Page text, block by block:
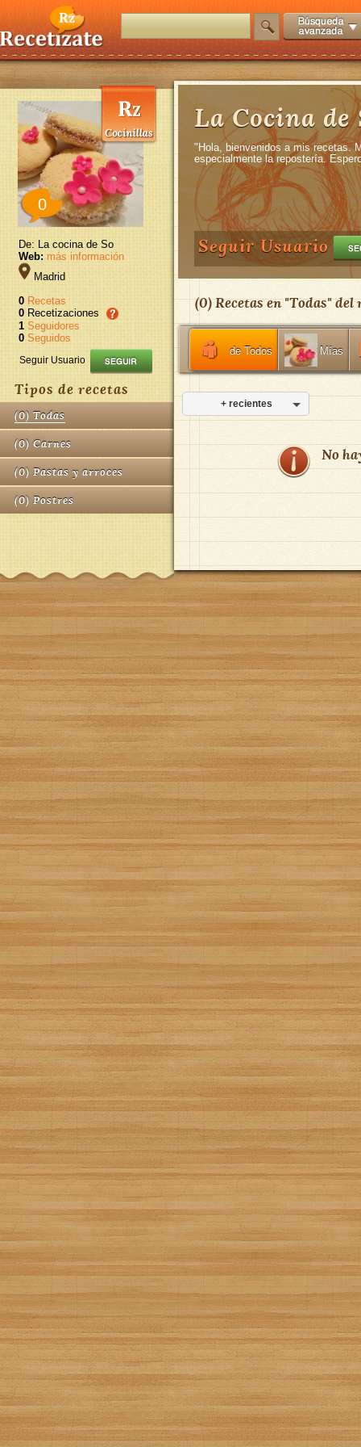
0
De: La cocina de So
Web: más información
Madrid
0 Recetas
0Recetizaciones
1 Seguidores
0 Seguidos
Seguir Usuario
Tipos de recetas
(0) Todas
(0) Carnes
(0) Pastas y arroces
(0) Postres
La Cocina de
"Hola, bienvenidos a mis recetas.
especialmente la repostería.
Seguir Usuario
(0) Recetas en "Todas" del
de Todos Mías
+ recientes
No